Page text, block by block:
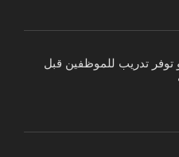
توفر تدريب للموظفين قبل